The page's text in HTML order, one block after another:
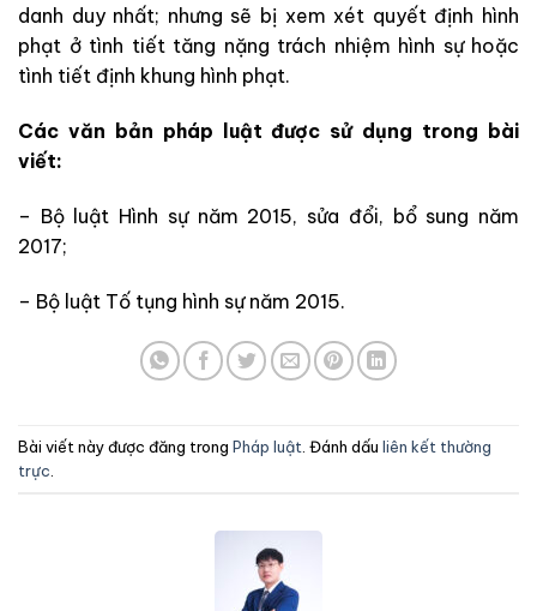
danh duy nhất; nhưng sẽ bị xem xét quyết định hình
phạt ở tình tiết tăng nặng trách nhiệm hình sự hoặc
tình tiết định khung hình phạt.
Các văn bản pháp luật được sử dụng trong bài
viết:
– Bộ luật Hình sự năm 2015, sửa đổi, bổ sung năm
2017;
– Bộ luật Tố tụng hình sự năm 2015.
Bài viết này được đăng trong Pháp luật . Đánh dấu liên kết thường
trực